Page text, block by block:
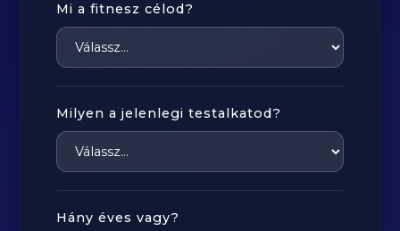
Mi a fitnesz célod?
Milyen a jelenlegi testalkatod?
Hány éves vagy?